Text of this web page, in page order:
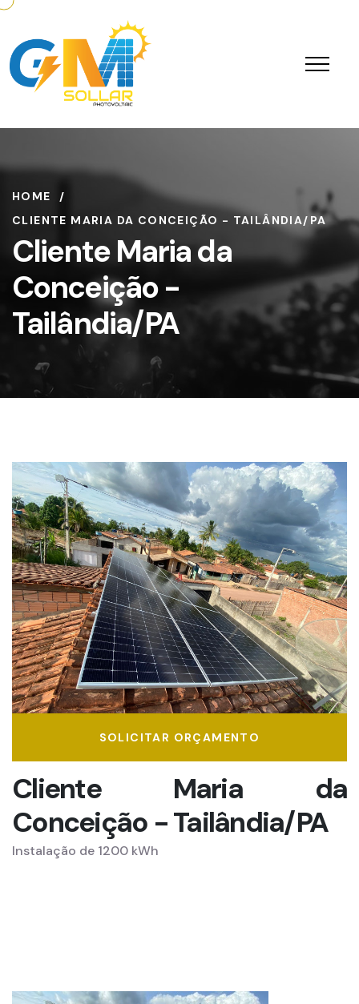
HOME
CLIENTE MARIA DA CONCEIÇÃO - TAILÂNDIA/PA
Cliente Maria da
Conceição -
Tailândia/PA
SOLICITAR ORÇAMENTO
Cliente Maria da
Conceição - Tailândia/PA
Instalação de 1200 kWh